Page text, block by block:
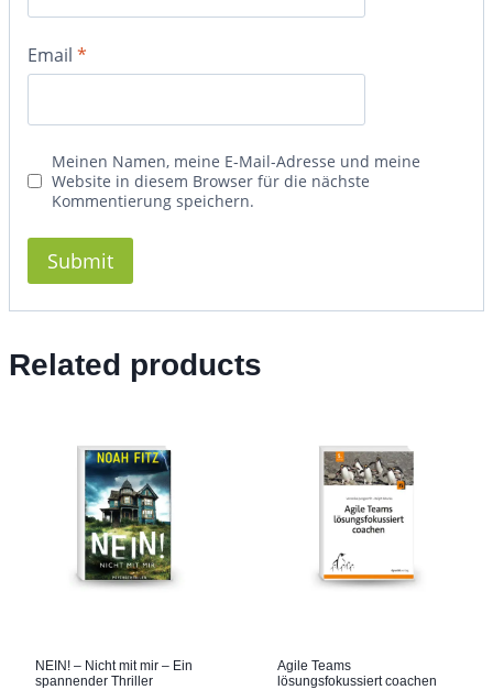
Email *
Meinen Namen, meine E-Mail-Adresse und meine
Website in diesem Browser für die nächste
Kommentierung speichern.
Related products
NEIN! – Nicht mit mir – Ein
spannender Thriller
Agile Teams
lösungsfokussiert coachen